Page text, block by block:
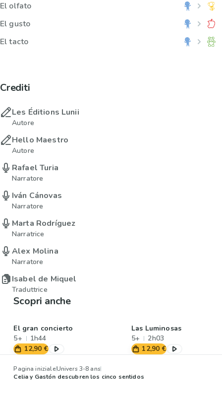
El olfato
El gusto
El tacto
Crediti
Les Éditions Lunii
Autore
Hello Maestro
Autore
Rafael Turia
Narratore
Iván Cánovas
Narratore
Marta Rodríguez
Narratrice
Alex Molina
Narratore
Isabel de Miquel
Traduttrice
Scopri anche
El gran concierto
5+
1h44
12,90 €
Las Luminosas
5+
2h03
12,90 €
Pagina inizialeUnivers 3-8 ans
Celia y Gastón descubren los cinco sentidos